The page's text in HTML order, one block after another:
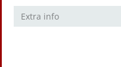
Extra info